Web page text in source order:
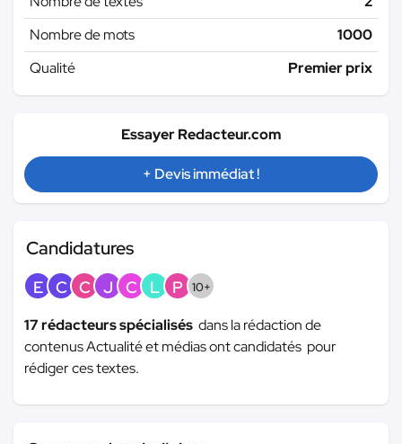
Nombre de mots
1000
Qualité
Premier prix
Essayer Redacteur.com
+ Devis immédiat !
Candidatures
E C C J C L P 10+
17 rédacteurs spécialisés dans la rédaction de
contenus Actualité et médias ont candidatés pour
rédiger ces textes.